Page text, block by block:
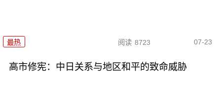
最热 阅读 8723 07-23
高市修宪：中日关系与地区和平的致命威胁